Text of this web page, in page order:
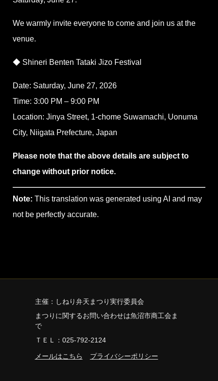
We warmly invite everyone to come and join us at the
venue.
◆ Shineri Benten Tataki Jizo Festival
Date: Saturday, June 27, 2026
Time: 3:00 PM – 9:00 PM
Location: Jinya Street, 1-chome Suwamachi, Uonuma
City, Niigata Prefecture, Japan
Please note that the above details are subject to
change without prior notice.
Note: This translation was generated using AI and may
not be perfectly accurate.
主催：しねり弁天まつり実行委員会
まつりに関するお問い合わせは魚沼市商工会ま
で
ＴＥＬ：025-792-2124
メールはこちら プライバシーポリシー